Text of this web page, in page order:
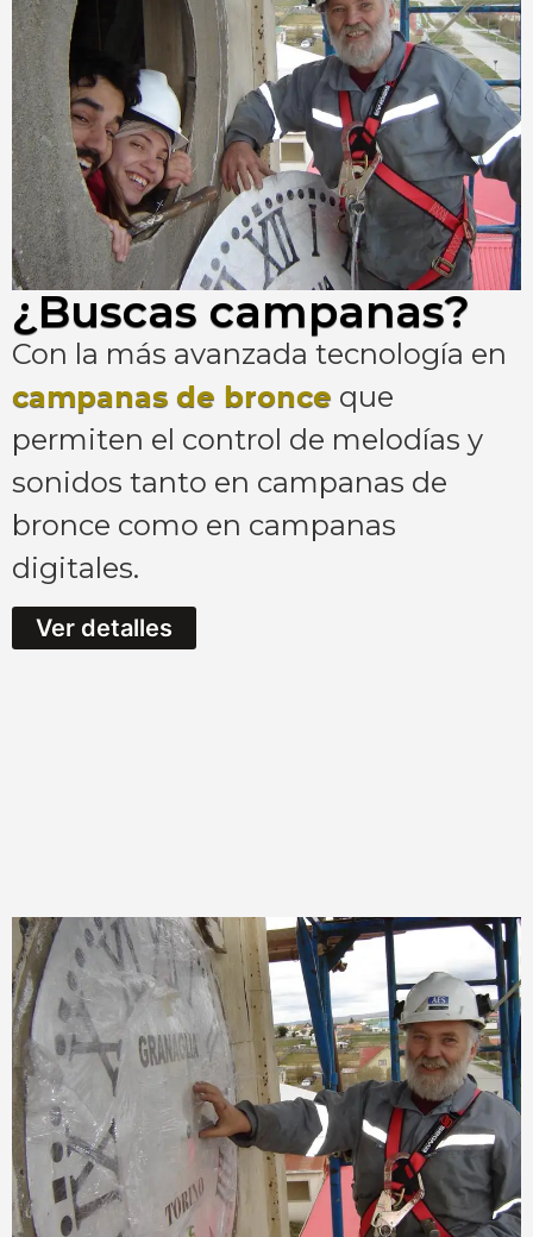
¿Buscas campanas?
Con la más avanzada tecnología en
campanas de bronce que
permiten el control de melodías y
sonidos tanto en campanas de
bronce como en campanas
digitales.
Ver detalles